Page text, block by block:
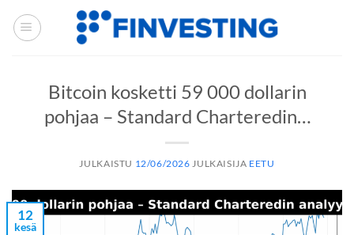
Siirry
sisältöön
Bitcoin kosketti 59 000 dollarin
pohjaa – Standard Charteredin…
JULKAISTU 12/06/2026 JULKAISIJA EETU
12
kesä